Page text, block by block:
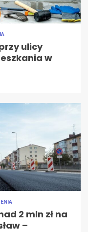
ulicy
w
2 mln zł na
–